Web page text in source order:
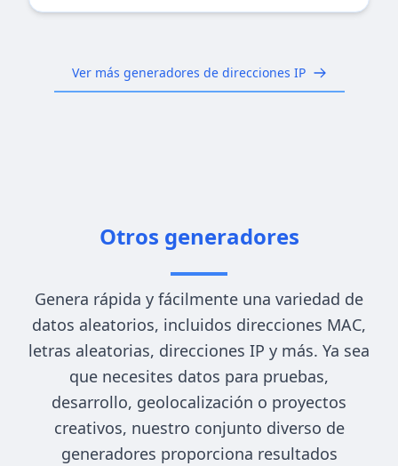
Ver más generadores de direcciones IP
Otros generadores
Genera rápida y fácilmente una variedad de
datos aleatorios, incluidos direcciones MAC,
letras aleatorias, direcciones IP y más. Ya sea
que necesites datos para pruebas,
desarrollo, geolocalización o proyectos
creativos, nuestro conjunto diverso de
generadores proporciona resultados